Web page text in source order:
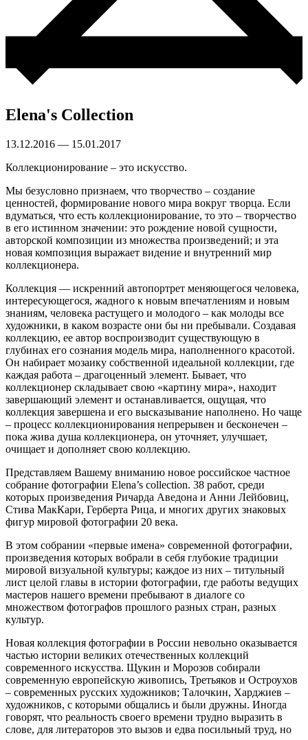
Elena's Collection
13.12.2016 — 15.01.2017
Коллекционирование – это искусство.
Мы безусловно признаем, что творчество – создание
ценностей, формирование нового мира вокруг творца. Если
вдуматься, что есть коллекционирование, то это – творчество
в его истинном значении: это рождение новой сущности,
авторской композиции из множества произведений; и эта
новая композиция выражает видение и внутренний мир
коллекционера.
Коллекция — искренний автопортрет меняющегося человека,
интересующегося, жадного к новым впечатлениям и новым
знаниям, человека растущего и молодого – как молоды все
художники, в каком возрасте они бы ни пребывали. Создавая
коллекцию, ее автор воспроизводит существующую в
глубинах его сознания модель мира, наполненного красотой.
Он набирает мозаику собственной идеальной коллекции, где
каждая работа – драгоценный элемент. Бывает, что
коллекционер складывает свою «картину мира», находит
завершающий элемент и останавливается, ощущая, что
коллекция завершена и его высказывание наполнено. Но чаще
– процесс коллекционирования непрерывен и бесконечен –
пока жива душа коллекционера, он уточняет, улучшает,
очищает и дополняет свою коллекцию.
Представляем Вашему вниманию новое российское частное
собрание фотографии Elena’s collection. 38 работ, среди
которых произведения Ричарда Аведона и Анни Лейбовиц,
Стива МакКари, Герберта Рица, и многих других знаковых
фигур мировой фотографии 20 века.
В этом собрании «первые имена» современной фотографии,
произведения которых вобрали в себя глубокие традиции
мировой визуальной культуры; каждое из них – титульный
лист целой главы в истории фотографии, где работы ведущих
мастеров нашего времени пребывают в диалоге со
множеством фотографов прошлого разных стран, разных
культур.
Новая коллекция фотографии в России невольно оказывается
частью истории великих отечественных коллекций
современного искусства. Щукин и Морозов собирали
современную европейскую живопись, Третьяков и Остроухов
– современных русских художников; Талочкин, Харджиев –
художников, с которыми общались и были дружны. Иногда
говорят, что реальность своего времени трудно выразить в
слове, для литераторов это вызов и едва посильный труд, но